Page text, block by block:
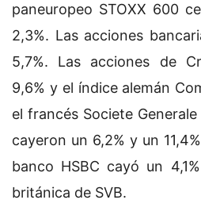
paneuropeo STOXX 600
2,3%. Las acciones
5,7%. Las acciones de
9,6% y el índice alemán
el francés Societe
cayeron un 6,2% y un
banco HSBC cayó un
británica de SVB.